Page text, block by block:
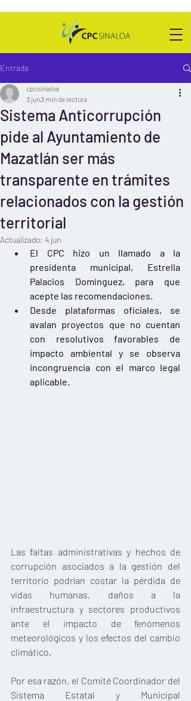
Entrada
Sistema Anticorrupción
pide al Ayuntamiento de
Mazatlán ser más
transparente en trámites
relacionados con la gestión
territorial
cpcsinaloa
3 jun3 min de lectura
Actualizado: 4 jun
El CPC hizo un llamado a la
presidenta municipal, Estrella
Palacios Domínguez, para que
acepte las recomendaciones.
Desde plataformas oficiales, se
avalan proyectos que no cuentan
con resolutivos favorables de
impacto ambiental y se observa
incongruencia con el marco legal
aplicable.
Las faltas administrativas y hechos de
corrupción asociados a la gestión del
territorio podrían costar la pérdida de
vidas humanas, daños a la
infraestructura y sectores productivos
ante el impacto de fenómenos
meteorológicos y los efectos del cambio
climático.
Por esa razón, el Comité Coordinador del
Sistema Estatal y Municipal